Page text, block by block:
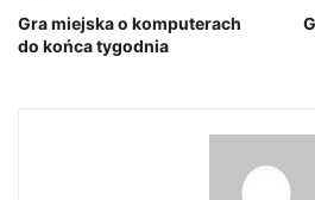
Gra miejska o komputerach
do końca tygodnia